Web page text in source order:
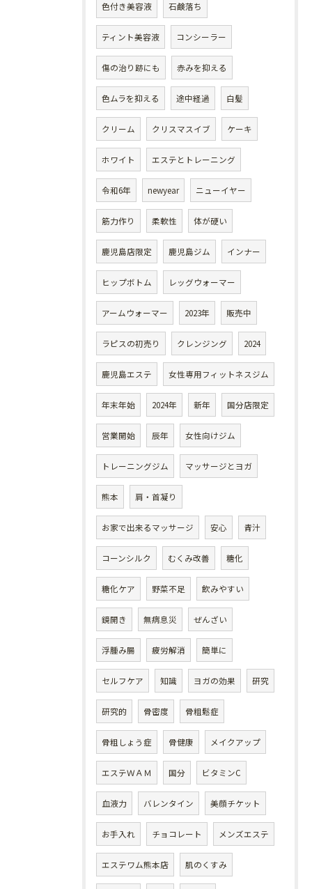
色付き美容液 石鹸落ち
ティント美容液 コンシーラー
傷の治り跡にも 赤みを抑える
色ムラを抑える 途中経過 白髪
クリーム クリスマスイブ ケーキ
ホワイト エステとトレーニング
令和6年 newyear ニューイヤー
筋力作り 柔軟性 体が硬い
鹿児島店限定 鹿児島ジム インナー
ヒップボトム レッグウォーマー
アームウォーマー 2023年 販売中
ラピスの初売り クレンジング 2024
鹿児島エステ 女性専用フィットネスジム
年末年始 2024年 新年 国分店限定
営業開始 辰年 女性向けジム
トレーニングジム マッサージとヨガ
熊本 肩・首凝り
お家で出来るマッサージ 安心 青汁
コーンシルク むくみ改善 糖化
糖化ケア 野菜不足 飲みやすい
鏡開き 無病息災 ぜんざい
浮腫み腸 疲労解消 簡単に
セルフケア 知識 ヨガの効果 研究
研究的 骨密度 骨粗鬆症
骨粗しょう症 骨健康 メイクアップ
エステＷＡＭ 国分 ビタミンC
血液力 バレンタイン 美顔チケット
お手入れ チョコレート メンズエステ
エステワム熊本店 肌のくすみ